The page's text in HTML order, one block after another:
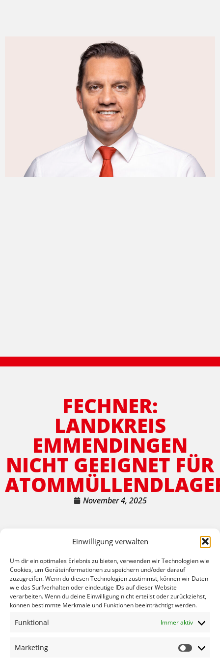
Einwilligung verwalten
Um dir ein optimales Erlebnis zu bieten, verwenden wir Technologien wie
Cookies, um Geräteinformationen zu speichern und/oder darauf
zuzugreifen. Wenn du diesen Technologien zustimmst, können wir Daten
wie das Surfverhalten oder eindeutige IDs auf dieser Website
verarbeiten. Wenn du deine Einwilligung nicht erteilst oder zurückziehst,
können bestimmte Merkmale und Funktionen beeinträchtigt werden.
Funktional Immer aktiv
Marketing
FECHNER:
LANDKREIS
EMMENDINGEN
NICHT GEEIGNET FÜR
November 4, 2025
Die für die Suche nach einem Endlager für den
deutschen Atommüll zuständige Bundesgesellschaft für
Endlagerung hat gestern mitgeteilt, dass der Landkreis
Emmendingen für ein Atommüllendlager ungeeignet ist.
Darauf weist SPD-Bundestagsabgeordneter Johannes
Fechner in einer Pressemitteilung hin. „Für die Region
freut es mich, dass der Landkreis Emmendingen nicht
geeignet ist für ein Atommüllendlager“, so Fechner.
ein Endlager, aber die Geologie bei uns gewährleistet
keine langjährige Sicherheit für die Lagerung des